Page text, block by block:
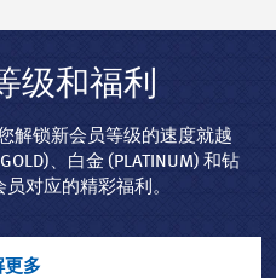
级和福利
解锁新会员等级的速度就越
、白金 (PLATINUM) 和钻
员对应的精彩福利。
更多